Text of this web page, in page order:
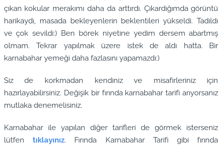
çıkan kokular merakımı daha da arttırdı. Çıkardığımda görüntü
harikaydı, masada bekleyenlerin beklentileri yükseldi. Tadıldı
ve çok sevildi:) Ben börek niyetine yedim dersem abartmış
olmam. Tekrar yapılmak üzere istek de aldı hatta. Bir
karnabahar yemeği daha fazlasını yapamazdı:)
Siz de korkmadan kendiniz ve misafirleriniz için
hazırlayabilirsiniz. Değişik bir fırında karnabahar tarifi arıyorsanız
mutlaka denemelisiniz.
Karnabahar ile yapılan diğer tarifleri de görmek isterseniz
lütfen tıklayınız. Fırında Karnabahar Tarifi gibi fırında